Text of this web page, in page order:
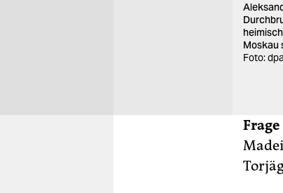
Moskau
Foto: dpa